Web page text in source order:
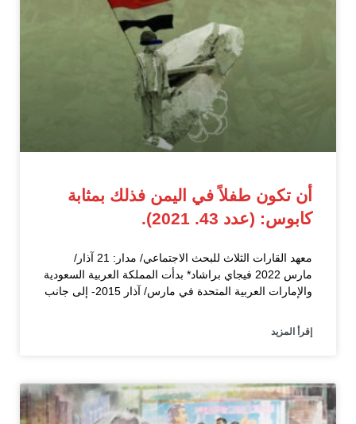
أن تكون طفلاً في اليمن فذلك بمثابة
كابوس: (عدد 43. 2021).
معهد القارات الثلاث للبحث الاجتماعي/ مدار: 21 آذار/
مارس 2022 فيجاي براشاد* بدأت المملكة العربية السعودية
والإمارات العربية المتحدة في مارس/ آذار 2015- إلى جانب
إقرأ المزيد